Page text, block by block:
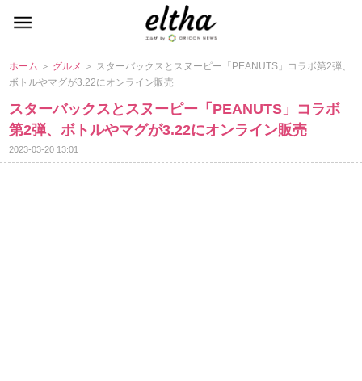
ホーム ＞ グルメ ＞ スターバックスとスヌーピー「PEANUTS」コラボ第2弾、
ボトルやマグが3.22にオンライン販売
スターバックスとスヌーピー「PEANUTS」コラボ
第2弾、ボトルやマグが3.22にオンライン販売
2023-03-20 13:01